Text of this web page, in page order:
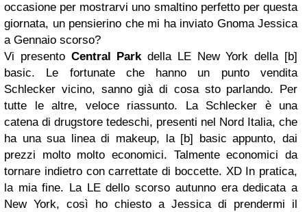
occasione per mostrarvi uno smaltino perfetto per questa
giornata, un pensierino che mi ha inviato Gnoma Jessica
a Gennaio scorso?
Vi presento Central Parkdella LE New York della [b]
basic. Le fortunate che hanno un punto vendita
Schlecker vicino, sanno già di cosa sto parlando. Per
tutte le altre, veloce riassunto. La Schlecker è una
catena di drugstore tedeschi, presenti nel Nord Italia, che
ha una sua linea di makeup, la [b] basic appunto, dai
prezzi molto molto economici. Talmente economici da
tornare indietro con carrettate di boccette. XD In pratica,
la mia fine. La LE dello scorso autunno era dedicata a
New York, così ho chiesto a Jessica di prendermi il